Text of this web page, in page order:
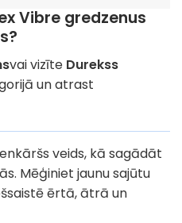
Vibre gredzenus
vai vizīte Durekss
un atrast
veids, kā sagādāt
Mēģiniet jaunu sajūtu
ērtā, ātrā un